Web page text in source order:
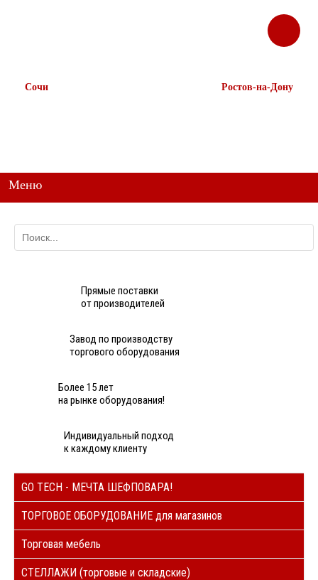
Сочи
ЗАКАЗАТЬ
ЗВОНОК
Ростов-на-Дону
Меню
Прямые поставки
от производителей
Завод по производству
торгового оборудования
Более 15 лет
на рынке оборудования!
Индивидуальный подход
к каждому клиенту
GO TECH - МЕЧТА ШЕФПОВАРА!
ТОРГОВОЕ ОБОРУДОВАНИЕ для магазинов
Торговая мебель
СТЕЛЛАЖИ (торговые и складские)